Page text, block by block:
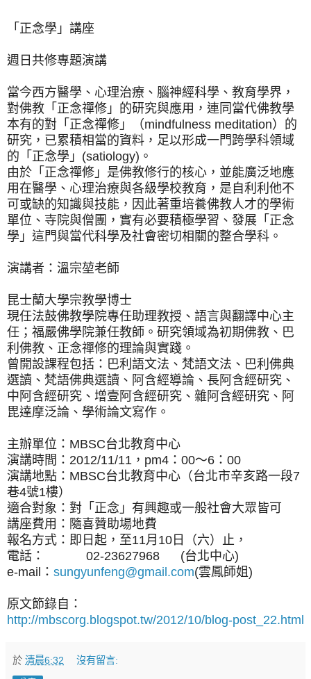
「正念學」講座
週日共修專題演講
當今西方醫學、心理治療、腦神經科學、教育學界，
對佛教「正念禪修」的研究與應用，連同當代佛教學
本有的對「正念禪修」（mindfulness meditation）的
研究，已累積相當的資料，足以形成一門跨學科領域
的「正念學」(satiology)。
由於「正念禪修」是佛教修行的核心，並能廣泛地應
用在醫學、心理治療與各級學校教育，是自利利他不
可或缺的知識與技能，因此著重培養佛教人才的學術
單位、寺院與僧團，實有必要積極學習、發展「正念
學」這門與當代科學及社會密切相關的整合學科。
演講者：溫宗堃老師
昆士蘭大學宗教學博士
現任法鼓佛教學院專任助理教授、語言與翻譯中心主
任；福嚴佛學院兼任教師。研究領域為初期佛教、巴
利佛教、正念禪修的理論與實踐。
曾開設課程包括：巴利語文法、梵語文法、巴利佛典
選讀、梵語佛典選讀、阿含經導論、長阿含經研究、
中阿含經研究、增壹阿含經研究、雜阿含經研究、阿
毘達摩泛論、學術論文寫作。
主辦單位：MBSC台北教育中心
演講時間：2012/11/11，pm4：00～6：00
演講地點：MBSC台北教育中心（台北市辛亥路一段7
巷4號1樓）
適合對象：對「正念」有興趣或一般社會大眾皆可
講座費用：隨喜贊助場地費
報名方式：即日起，至11月10日（六）止，
電話： 02-23627968 (台北中心)
e-mail： sungyunfeng@gmail.com(雲鳳師姐)
原文節錄自：
http://mbscorg.blogspot.tw/2012/10/blog-post_22.html
於 清晨6:32 沒有留言: